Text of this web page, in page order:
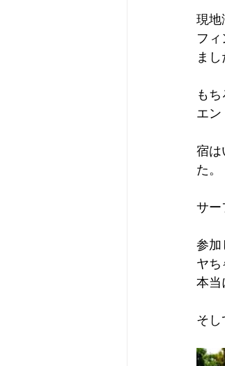
現地
フ
まし
も
エン
宿は
た。
サー
参加
ヤち
本当
そし